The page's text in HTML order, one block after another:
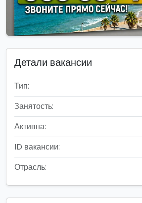
Детали вакансии
Тип:
Занятость:
Активна:
ID вакансии:
Отрасль: